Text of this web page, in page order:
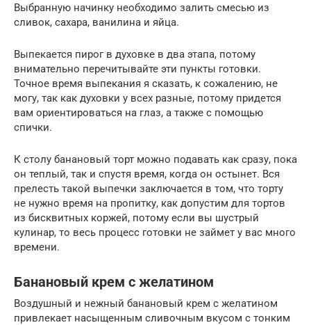
Выбранную начинку необходимо залить смесью из
сливок, сахара, ванилина и яйца.
Выпекается пирог в духовке в два этапа, потому
внимательно перечитывайте эти пункты готовки.
Точное время выпекания я сказать, к сожалению, не
могу, так как духовки у всех разные, потому придется
вам ориентироваться на глаз, а также с помощью
спички.
К столу банановый торт можно подавать как сразу, пока
он теплый, так и спустя время, когда он остынет. Вся
прелесть такой выпечки заключается в том, что торту
не нужно время на пропитку, как допустим для тортов
из бисквитных коржей, потому если вы шустрый
кулинар, то весь процесс готовки не займет у вас много
времени.
Банановый крем с желатином
Воздушный и нежный банановый крем с желатином
привлекает насыщенным сливочным вкусом с тонким